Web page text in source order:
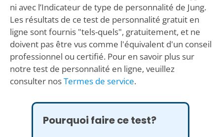
ni avec l’Indicateur de type de personnalité de Jung.
Les résultats de ce test de personnalité gratuit en
ligne sont fournis "tels-quels", gratuitement, et ne
doivent pas être vus comme l'équivalent d'un conseil
professionnel ou certifié. Pour en savoir plus sur
notre test de personnalité en ligne, veuillez
consulter nosTermes de service.
Pourquoi faire ce test?